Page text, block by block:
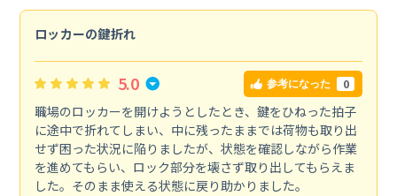
ロッカーの鍵折れ
5.0 参考になった 0
職場のロッカーを開けようとしたとき、鍵をひねった拍子
に途中で折れてしまい、中に残ったままでは荷物も取り出
せず困った状況に陥りましたが、状態を確認しながら作業
を進めてもらい、ロック部分を壊さず取り出してもらえま
した。そのまま使える状態に戻り助かりました。